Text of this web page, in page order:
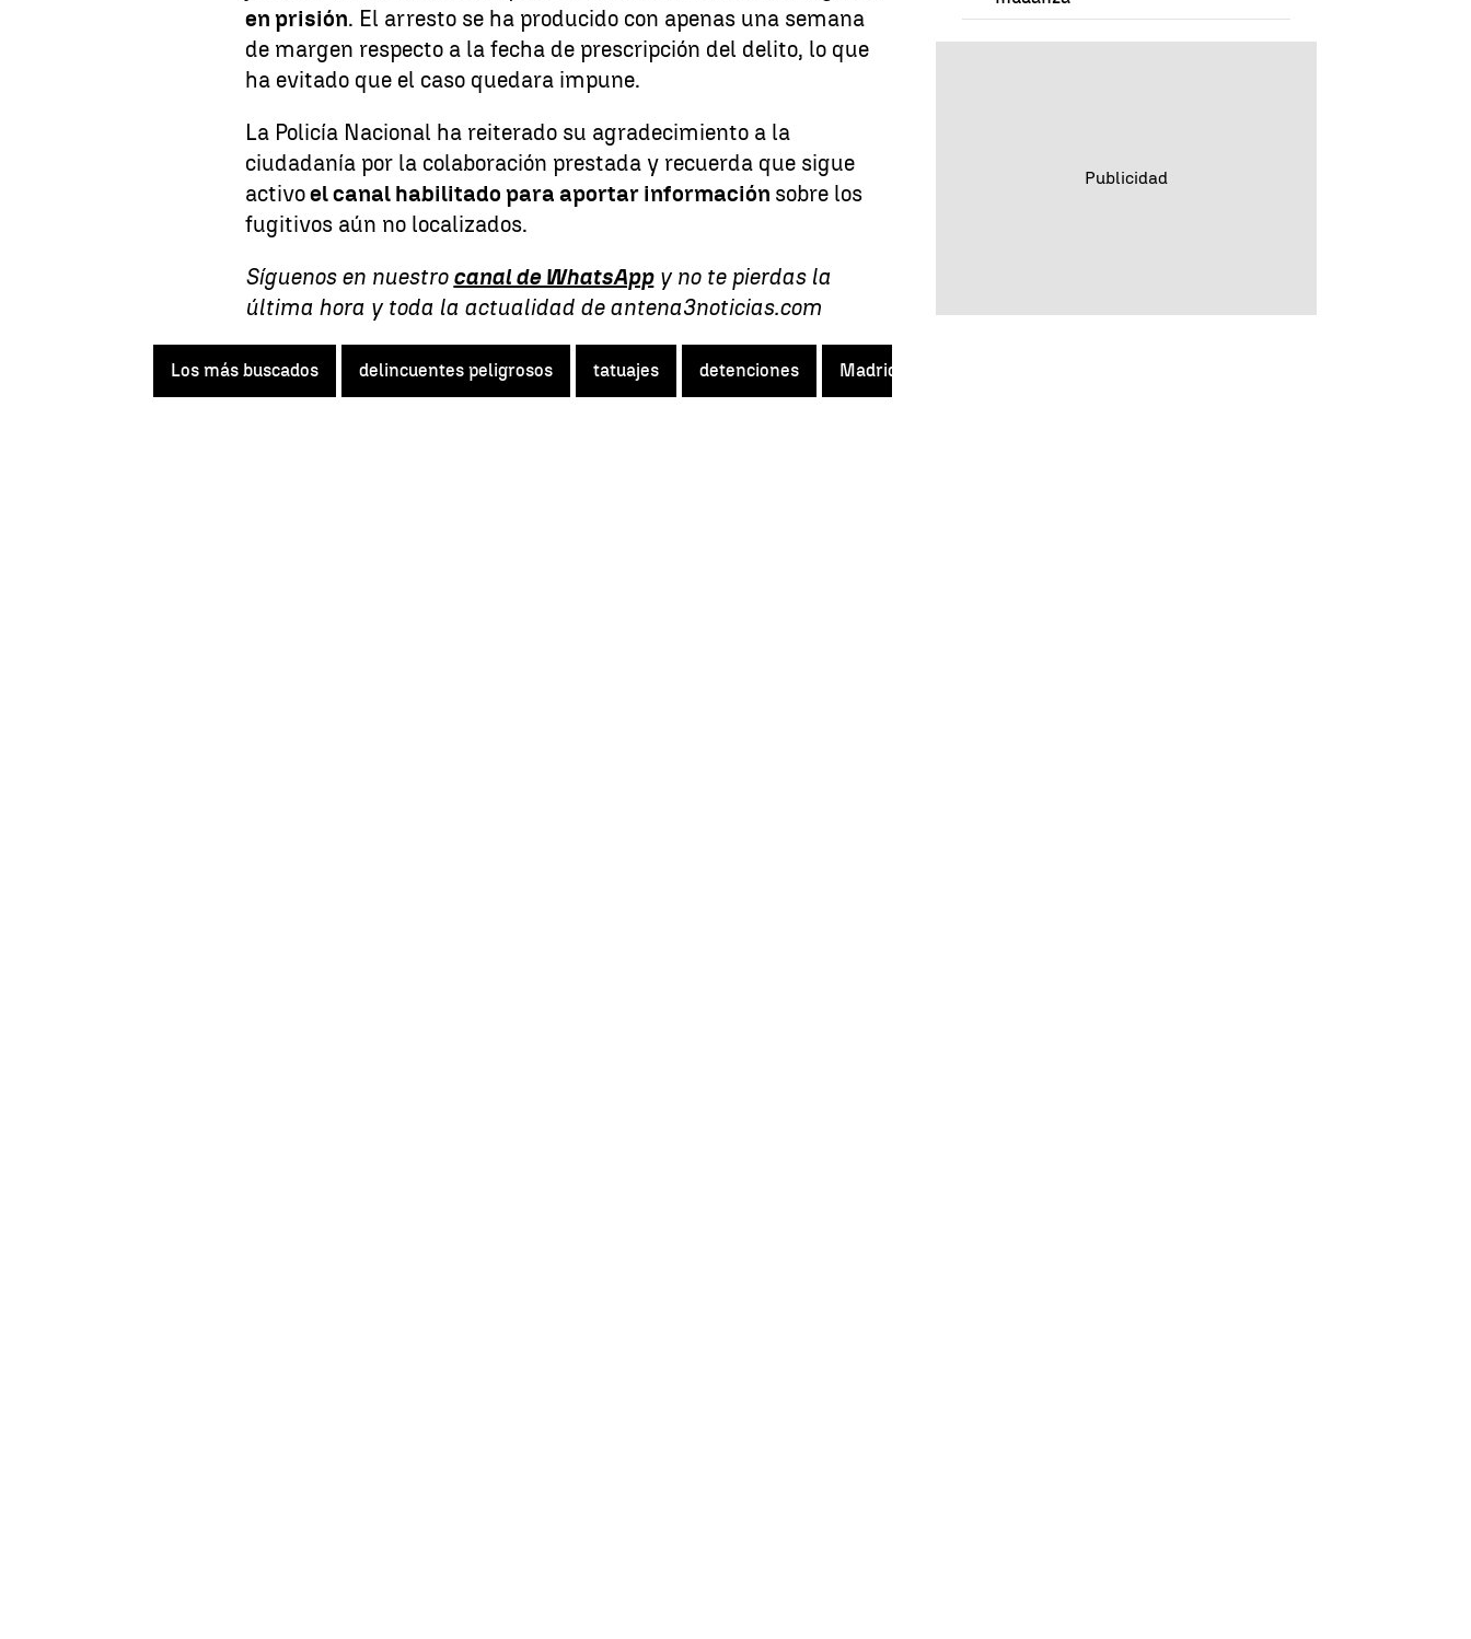
en prisión. El arresto se ha producido con apenas una semana
de margen respecto a la fecha de prescripción del delito, lo que
ha evitado que el caso quedara impune.
La Policía Nacional ha reiterado su agradecimiento a la
ciudadanía por la colaboración prestada y recuerda que sigue
activoel canal habilitado para aportar información sobre los
fugitivos aún no localizados.
Síguenos en nuestro canal de WhatsAppy no te pierdas la
última hora y toda la actualidad de antena3noticias.com
Los más buscados delincuentes peligrosos tatuajes detenciones Madrid